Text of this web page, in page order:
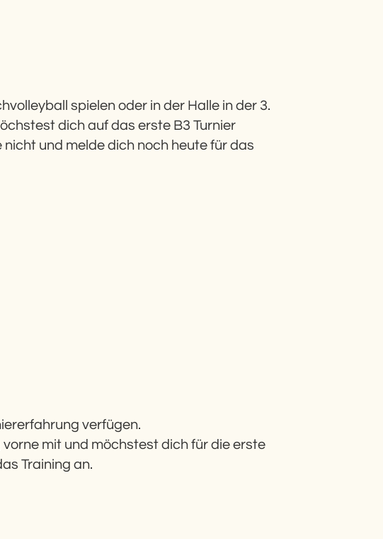
spielen oder in der Halle in der 3.
dich auf das erste B3 Turnier
und melde dich noch heute für das
verfügen.
vorne mit und möchstest dich für die erste
Training an.